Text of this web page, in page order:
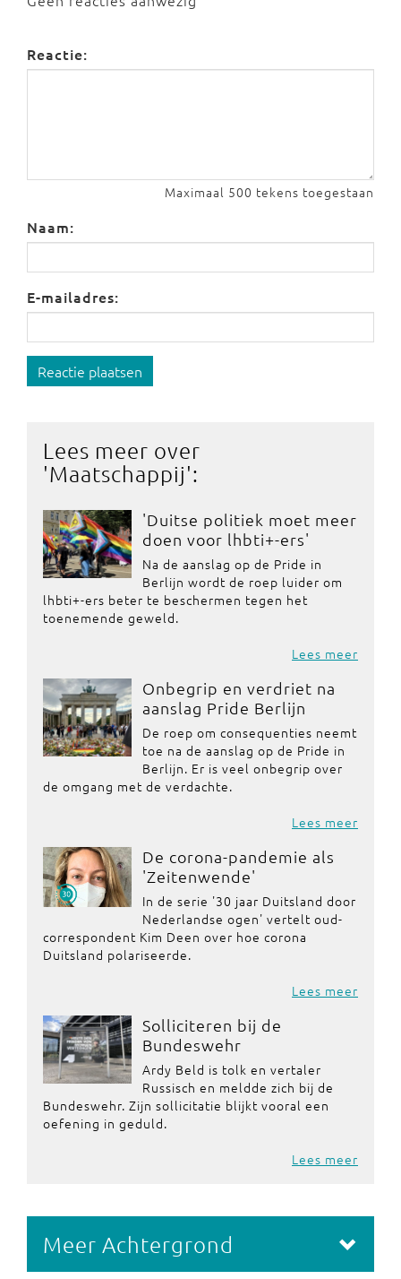
Reactie:
Maximaal 500 tekens toegestaan
Naam:
E-mailadres:
Reactie plaatsen
Lees meer over
'Maatschappij':
'Duitse politiek moet meer
doen voor lhbti+-ers'
Na de aanslag op de Pride in
Berlijn wordt de roep luider om
lhbti+-ers beter te beschermen tegen het
toenemende geweld.
Lees meer
Onbegrip en verdriet na
aanslag Pride Berlijn
De roep om consequenties neemt
toe na de aanslag op de Pride in
Berlijn. Er is veel onbegrip over
de omgang met de verdachte.
Lees meer
De corona-pandemie als
'Zeitenwende'
In de serie '30 jaar Duitsland door
Nederlandse ogen' vertelt oud-
correspondent Kim Deen over hoe corona
Duitsland polariseerde.
Lees meer
Solliciteren bij de
Bundeswehr
Ardy Beld is tolk en vertaler
Russisch en meldde zich bij de
Bundeswehr. Zijn sollicitatie blijkt vooral een
oefening in geduld.
Lees meer
Meer Achtergrond